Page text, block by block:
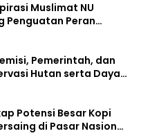
Muslimat NU
Penguatan Peran
Pemerintah, dan
Hutan serta Daya
Potensi Besar Kopi
di Pasar Nasional